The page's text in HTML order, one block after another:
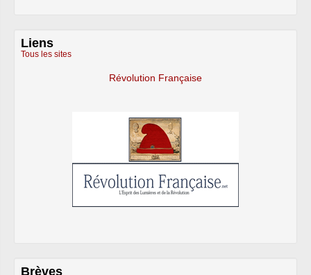
Liens
Tous les sites
Révolution Française
Brèves